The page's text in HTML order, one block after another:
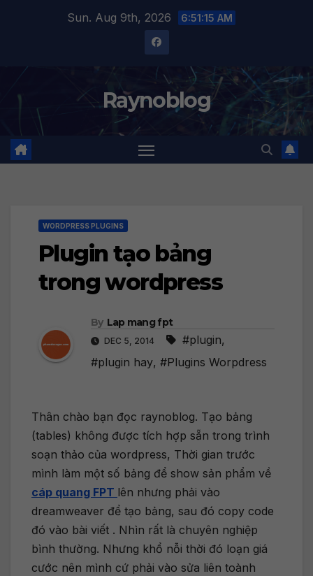
Sun. Aug 9th, 2026 6:51:16 AM
Raynoblog
WORDPRESS PLUGINS
Plugin tạo bảng
trong wordpress
By Lap mang fpt
DEC 5, 2014 #plugin,
#plugin hay, #Plugins Worpdress
Thân chào bạn đọc raynoblog. Tạo bảng
(tables) không được tích hợp sẵn trong trình
soạn thảo của wordpress, Thời gian trước
mình làm một số bảng để show sản phẩm về
cáp quang FPT lên nhưng phải vào
dreamweaver để tạo bảng, sau đó copy code
đó vào bài viết . Nhìn rất là chuyên nghiệp
bình thường. Nhưng khổ nỗi thời đó loạn giá
cước nên mình cứ phải vào sửa liên toành